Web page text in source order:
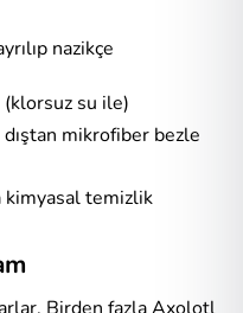
nazikçe
(klorsuz su ile)
dıştan mikrofiber bezle
kimyasal temizlik